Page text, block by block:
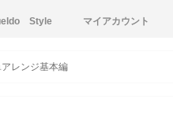
Style マイアカウント
レンジ基本編